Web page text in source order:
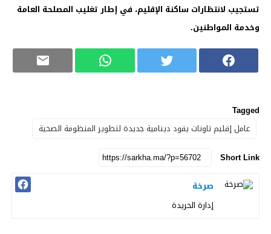
تستجيب لانتظارات ساكنة الإقليم، في إطار تغليب المصلحة العامة
وخدمة المواطنين.
Tagged
عامل إقليم تاونات يقود دينامية جديدة لتطوير المنظومة الصحية
Short Link
صرخة
إدارة الحريدة